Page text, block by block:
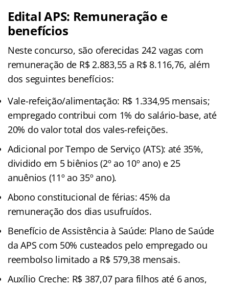
Edital APS: Remuneração e
benefícios
Neste concurso, são oferecidas 242 vagas com
remuneração de R$ 2.883,55 a R$ 8.116,76, além
dos seguintes benefícios:
Vale-refeição/alimentação: R$ 1.334,95 mensais;
empregado contribui com 1% do salário-base, até
20% do valor total dos vales-refeições.
Adicional por Tempo de Serviço (ATS): até 35%,
dividido em 5 biênios (2º ao 10º ano) e 25
anuênios (11º ao 35º ano).
Abono constitucional de férias: 45% da
remuneração dos dias usufruídos.
Benefício de Assistência à Saúde: Plano de Saúde
da APS com 50% custeados pelo empregado ou
reembolso limitado a R$ 579,38 mensais.
Auxílio Creche: R$ 387,07 para filhos até 6 anos,